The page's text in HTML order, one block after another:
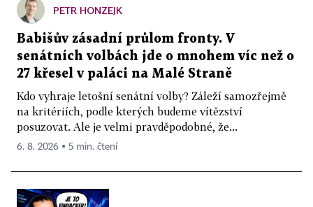
PETR HONZEJK
Babišův zásadní průlom fronty. V
senátních volbách jde o mnohem víc než o
27 křesel v paláci na Malé Straně
Kdo vyhraje letošní senátní volby? Záleží samozřejmě
na kritériích, podle kterých budeme vítězství
posuzovat. Ale je velmi pravděpodobné, že...
6. 8. 2026 ▪ 5 min. čtení